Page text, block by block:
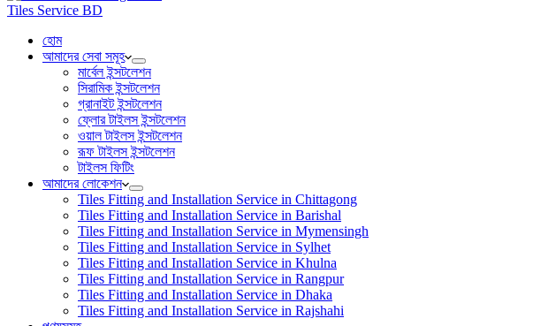
Tiles Service BD
হোম
আমাদের সেবা সমূহ
মার্বেল ইন্সটলেশন
সিরামিক ইন্সটলেশন
গ্রানাইট ইন্সটলেশন
ফ্লোর টাইলস ইন্সটলেশন
ওয়াল টাইলস ইন্সটলেশন
রূফ টাইলস ইন্সটলেশন
টাইলস ফিটিং
আমাদের লোকেশন
Tiles Fitting and Installation Service in Chittagong
Tiles Fitting and Installation Service in Barishal
Tiles Fitting and Installation Service in Mymensingh
Tiles Fitting and Installation Service in Sylhet
Tiles Fitting and Installation Service in Khulna
Tiles Fitting and Installation Service in Rangpur
Tiles Fitting and Installation Service in Dhaka
Tiles Fitting and Installation Service in Rajshahi